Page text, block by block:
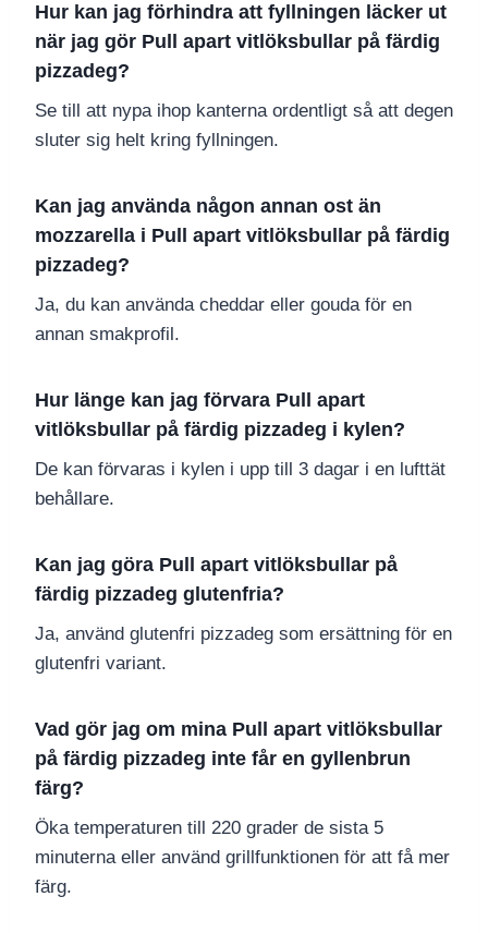
Hur kan jag förhindra att fyllningen läcker ut
när jag gör Pull apart vitlöksbullar på färdig
pizzadeg?
Se till att nypa ihop kanterna ordentligt så att degen
sluter sig helt kring fyllningen.
Kan jag använda någon annan ost än
mozzarella i Pull apart vitlöksbullar på färdig
pizzadeg?
Ja, du kan använda cheddar eller gouda för en
annan smakprofil.
Hur länge kan jag förvara Pull apart
vitlöksbullar på färdig pizzadeg i kylen?
De kan förvaras i kylen i upp till 3 dagar i en lufttät
behållare.
Kan jag göra Pull apart vitlöksbullar på
färdig pizzadeg glutenfria?
Ja, använd glutenfri pizzadeg som ersättning för en
glutenfri variant.
Vad gör jag om mina Pull apart vitlöksbullar
på färdig pizzadeg inte får en gyllenbrun
färg?
Öka temperaturen till 220 grader de sista 5
minuterna eller använd grillfunktionen för att få mer
färg.